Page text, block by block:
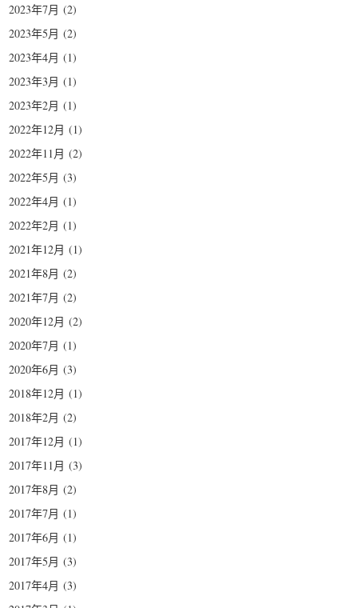
2023年7月 (2)
2023年5月 (2)
2023年4月 (1)
2023年3月 (1)
2023年2月 (1)
2022年12月 (1)
2022年11月 (2)
2022年5月 (3)
2022年4月 (1)
2022年2月 (1)
2021年12月 (1)
2021年8月 (2)
2021年7月 (2)
2020年12月 (2)
2020年7月 (1)
2020年6月 (3)
2018年12月 (1)
2018年2月 (2)
2017年12月 (1)
2017年11月 (3)
2017年8月 (2)
2017年7月 (1)
2017年6月 (1)
2017年5月 (3)
2017年4月 (3)